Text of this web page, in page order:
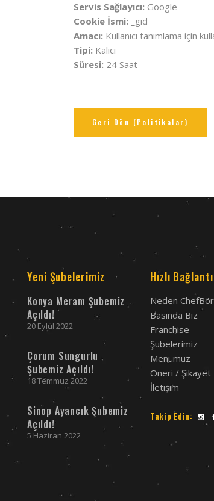
Servis Sağlayıcı: Google
Cookie İsmi: _gid
Amacı: Kullanıcı tanımlama için
Tipi: Kalıcı
Süresi: 24 Saat
Geri Dön (Politikalar)
Yeni Şubelerimiz
Konya Meram Şubemiz
Açıldı!
20 Eylül 2022
Çorum Sungurlu
Şubemiz Açıldı!
18 Temmuz 2022
Sinop Ayancık Şubemiz
Açıldı!
5 Haziran 2022
Hızlı
Neden
Basında Biz
Franchise
Şubelerimiz
Menümüz
Öneri / Şikayet
İletişim
Takip Edin: